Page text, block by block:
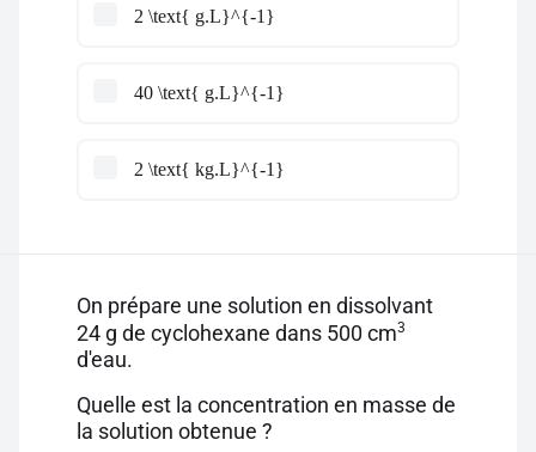
2 \text{ g.L}^{-1}
40 \text{ g.L}^{-1}
2 \text{ kg.L}^{-1}
On prépare une solution en dissolvant
24 g de cyclohexane dans 500 cm3
d'eau.
Quelle est la concentration en masse de
la solution obtenue ?